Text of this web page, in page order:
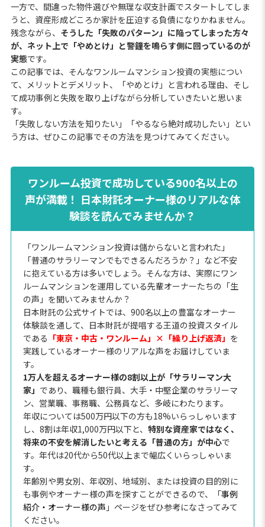
一方で、間違った物件選びや無理な収支計画でスタートしてしま
うと、資産形成どころか家計を圧迫する負債になりかねません。
残念ながら、 そうした「失敗のパターン」に陥ってしまった方々
が、ネット上で「やめとけ」と警鐘を鳴らす側に回っているのが
実態です。
この記事では、そんなワンルームマンション投資の実態につい
て、メリットとデメリット、「やめとけ」と言われる理由、そし
て成功事例と失敗を取り上げながら分析していきたいと思いま
す。
「失敗しない方法を知りたい」「やるなら絶対成功したい」とい
う方は、ぜひこの記事でその方法を見つけてみてください。
ワンルーム投資で成功している900名以上の
声が満載！ 日本財託オーナー様のリアルな体
験談を読んでみませんか？
「ワンルームマンション投資は儲からないと言われた」
「普通のサラリーマンでもできるんだろうか？」など不安
に抱えている方は多いでしょう。そんな方は、実際にワン
ルームマンションを運用している先輩オーナーたちの「生
の声」を聞いてみませんか？
日本財託の公式サイトでは、900名以上の豊富なオーナー
体験談を通して、日本財託が提唱する王道の投資スタイル
である 「東京・中古・ワンルーム」×「繰り上げ返済」 を
実践しているオーナー様のリアルな声をお届けしていま
す。
1万人を超えるオーナー様の8割以上が「サラリーマン大
家」 であり、職種も銀行員、大手・中堅企業のサラリーマ
ン、営業職、事務職、公務員など、多岐にわたります。
年収については500万円以下の方も18%いらっしゃいます
し、8割は年収1,000万円以下と、 特別な資産家ではなく、
将来の不安を解消したいと考える「普通の方」が中心で
す。年代は20代から50代以上まで幅広くいらっしゃいま
す。
年齢別や男女別、年収別、地域別、または投資の目的別に
も事例やオーナー様の声を探すことができるので、「事例
紹介・オーナー様の声 」ページをぜひ参考になさってみて
ください。